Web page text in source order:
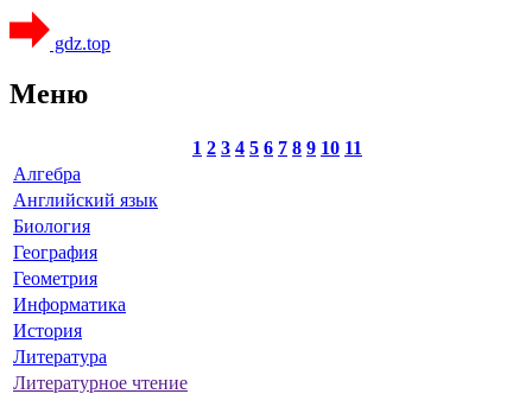
gdz.top
Меню
1 2 3 4 5 6 7 8 9 10 11
Алгебра
Английский язык
Биология
География
Геометрия
Информатика
История
Литература
Литературное чтение